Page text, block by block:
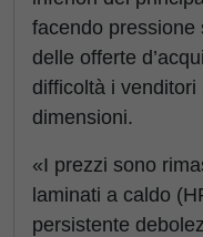
facendo pressione
delle offerte
difficoltà i
dimensioni.
«I prezzi sono
laminati a caldo
persistente